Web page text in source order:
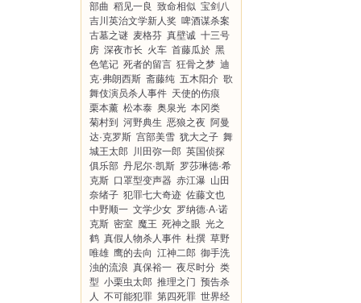
部曲 稻见一良 致命相似 宝剑八
吉川英治文学新人奖 啤酒谋杀案
古墓之谜 麦格芬 真壁诚 十三号
房 深夜市长 火车 首藤瓜於 黑
色笔记 死者的留言 狂骨之梦 迪
克·弗朗西斯 斋藤纯 五木阳介 歌
舞伎演员杀人事件 天使的伤痕
栗本薰 松本泰 奥泉光 本冈类
菊村到
河野典生 恶狼之夜 阿曼
达·克罗斯 宫部美雪 犹大之子 舞
城王太郎 川田弥一郎 英国侦探
俱乐部 丹尼尔·凯斯 罗莎琳德·希
克斯 口罩型变声器 赤江瀑 山田
奈绪子 犯罪七大奇迹 佐藤文也
中野顺一 文学少女 罗纳德·A·诺
克斯 密室 魔王 死神之眼 光之
鹤 真假人物杀人事件 杜撰 草野
唯雄 鹰的去向 江神二郎 御手洗
浊的流浪 真保裕一 夜尽时分 类
型 小栗虫太郎 推理之门 预告杀
人 不可能犯罪 第四死罪 世界经